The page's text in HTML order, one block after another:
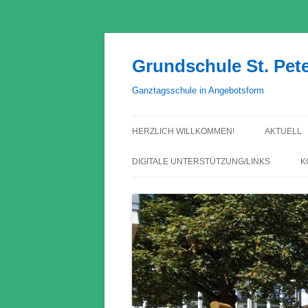
Grundschule St.
Ganztagsschule in Angebotsform
HERZLICH WILLKOMMEN! AKTUELL
DIGITALE UNTERSTÜTZUNG/LINKS